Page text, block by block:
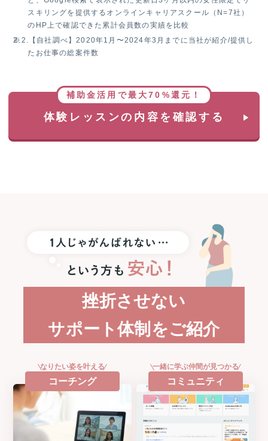
で
に
スキリングを提供するオンラインキャリアスクール（N=7社）
のHP上で確認できた累計会員数の実績を比較
※2. 【自社調べ】2020年1月〜2024年3月までに当社が紹介/提供し
たお仕事の総案件数
補助金活用で最大70%還元！
体験レッスンの内容を確認する
挫折させない
サポート体制をご紹介
なりたい姿を叶える
コーチング
一緒に学ぶ仲間が見つかる
コミュニティ